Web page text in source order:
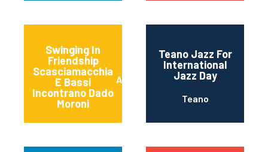
Swinging In
Friendship
Scasciamacchia
E Bassi
Incontrano Dado
Moroni
Alessano
Teano Jazz For
International
Jazz Day
Teano